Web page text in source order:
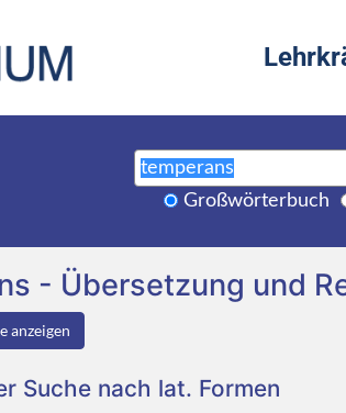
Großwörterbuch
- Übersetzung und
anzeigen
Suche nach lat. Formen